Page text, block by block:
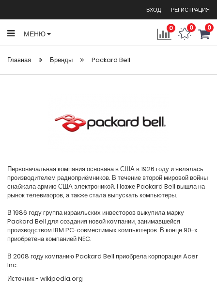
ВХОД РЕГИСТРАЦИЯ
0 0 0
МЕНЮ
Главная Бренды Packard Bell
Первоначальная компания основана в США в 1926 году и являлась
производителем радиоприёмников. В течение второй мировой войны
снабжала армию США электроникой. Позже Packard Bell вышла на
рынок телевизоров, а также стала выпускать компьютеры.
В 1986 году группа израильских инвесторов выкупила марку
Packard Bell для создания новой компании, занимавшейся
производством IBM PC-совместимых компьютеров. В конце 90-х
приобретена компанией NEC.
В 2008 году компанию Packard Bell приобрела корпорация Acer
Inc.
Источник - wikipedia.org